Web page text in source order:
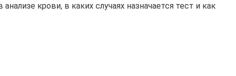
крови, в каких случаях назначается тест и как